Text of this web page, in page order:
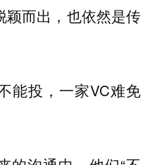
颖而出，也依然是传
能投，一家VC难免